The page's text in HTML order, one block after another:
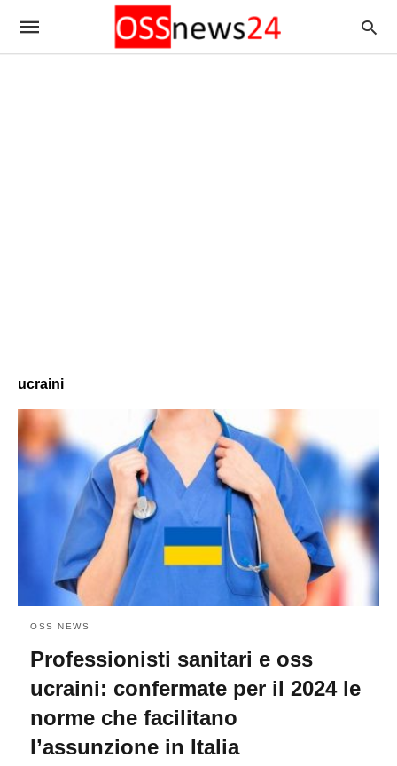
ucraini
OSS NEWS
Professionisti sanitari e oss
ucraini: confermate per il 2024 le
norme che facilitano
l’assunzione in Italia